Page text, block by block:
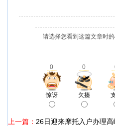
请选择您看到这篇文章时
0 0
惊讶 欠揍
上一篇： 26日迎来摩托入户办理